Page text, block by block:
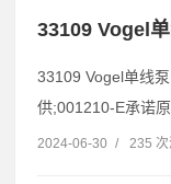
33109 Vogel
33109 Vogel单线
供;001210-E承诺
2024-06-30 / 235 次